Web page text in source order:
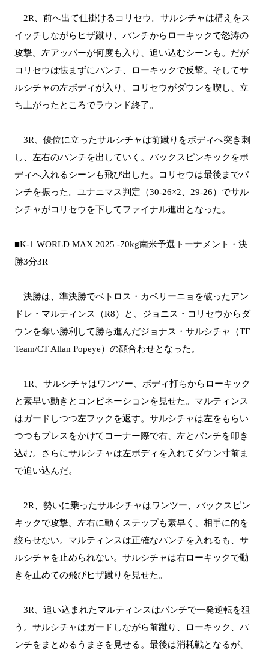
2R、前へ出て仕掛けるコリセウ。サルシチャは構えをス
イッチしながらヒザ蹴り、パンチからローキックで怒涛の
攻撃。左アッパーが何度も入り、追い込むシーンも。だが
コリセウは怯まずにパンチ、ローキックで反撃。そしてサ
ルシチャの左ボディが入り、コリセウがダウンを喫し、立
ち上がったところでラウンド終了。
3R、優位に立ったサルシチャは前蹴りをボディへ突き刺
し、左右のパンチを出していく。バックスピンキックをボ
ディへ入れるシーンも飛び出した。コリセウは最後までパ
ンチを振った。ユナニマス判定（30-26×2、29-26）でサル
シチャがコリセウを下してファイナル進出となった。
■K-1 WORLD MAX 2025 -70kg南米予選トーナメント・決
勝3分3R
決勝は、準決勝でペトロス・カベリーニョを破ったアン
ドレ・マルティンス（R8）と、ジョニス・コリセウからダ
ウンを奪い勝利して勝ち進んだジョナス・サルシチャ（TF
Team/CT Allan Popeye）の顔合わせとなった。
1R、サルシチャはワンツー、ボディ打ちからローキック
と素早い動きとコンビネーションを見せた。マルティンス
はガードしつつ左フックを返す。サルシチャは左をもらい
つつもプレスをかけてコーナー際で右、左とパンチを叩き
込む。さらにサルシチャは左ボディを入れてダウン寸前ま
で追い込んだ。
2R、勢いに乗ったサルシチャはワンツー、バックスピン
キックで攻撃。左右に動くステップも素早く、相手に的を
絞らせない。マルティンスは正確なパンチを入れるも、サ
ルシチャを止められない。サルシチャは右ローキックで動
きを止めての飛びヒザ蹴りを見せた。
3R、追い込まれたマルティンスはパンチで一発逆転を狙
う。サルシチャはガードしながら前蹴り、ローキック、パ
ンチをまとめるうまさを見せる。最後は消耗戦となるが、